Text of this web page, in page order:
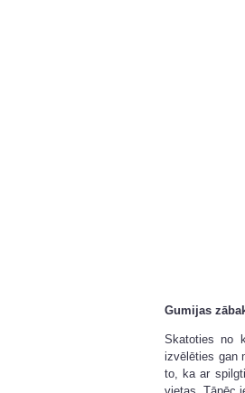
Gumijas
Skatoties no
izvēlēties gan
to, ka ar